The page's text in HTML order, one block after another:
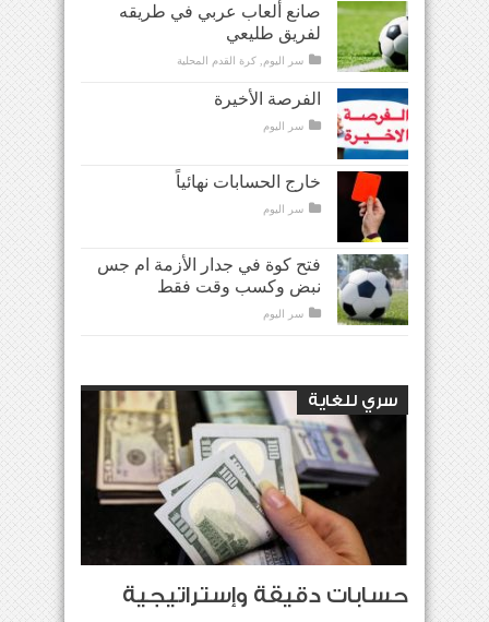
صانع ألعاب عربي في طريقه
لفريق طليعي
سر اليوم كرة القدم المحلية
الفرصة الأخيرة
سر اليوم
خارج الحسابات نهائياً
سر اليوم
فتح كوة في جدار الأزمة ام جس
نبض وكسب وقت فقط
سر اليوم
سري للغاية
حسابات دقيقة وإستراتيجية